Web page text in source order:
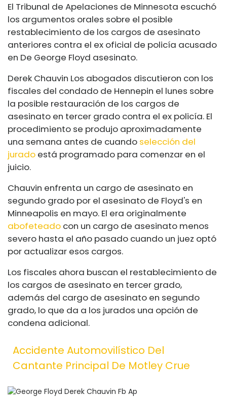
El Tribunal de Apelaciones de Minnesota escuchó
los argumentos orales sobre el posible
restablecimiento de los cargos de asesinato
anteriores contra el ex oficial de policía acusado
en De George Floyd asesinato.
Derek Chauvin Los abogados discutieron con los
fiscales del condado de Hennepin el lunes sobre
la posible restauración de los cargos de
asesinato en tercer grado contra el ex policía. El
procedimiento se produjo aproximadamente
una semana antes de cuando selección del
jurado está programado para comenzar en el
juicio.
Chauvin enfrenta un cargo de asesinato en
segundo grado por el asesinato de Floyd's en
Minneapolis en mayo. El era originalmente
abofeteado con un cargo de asesinato menos
severo hasta el año pasado cuando un juez optó
por actualizar esos cargos.
Los fiscales ahora buscan el restablecimiento de
los cargos de asesinato en tercer grado,
además del cargo de asesinato en segundo
grado, lo que da a los jurados una opción de
condena adicional.
Accidente Automovilístico Del
Cantante Principal De Motley Crue